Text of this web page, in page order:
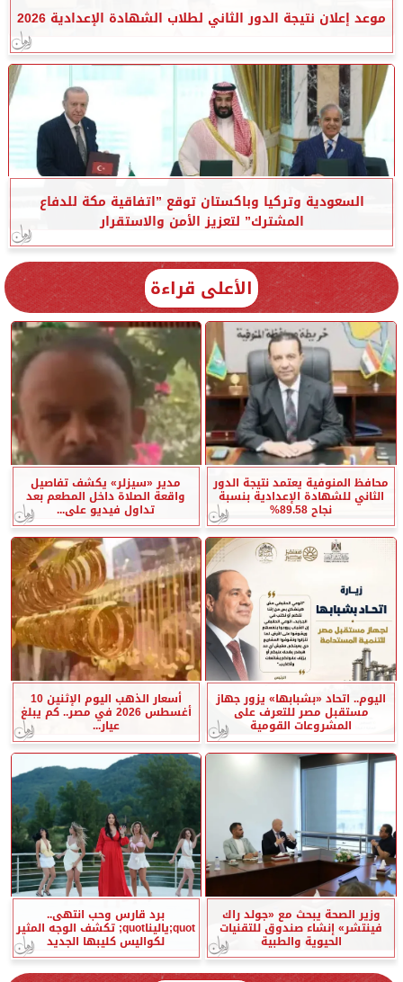
موعد إعلان نتيجة الدور الثاني لطلاب الشهادة الإعدادية 2026
السعودية وتركيا وباكستان توقع ”اتفاقية مكة للدفاع
المشترك” لتعزيز الأمن والاستقرار
الأعلى قراءة
محافظ المنوفية يعتمد نتيجة الدور
الثاني للشهادة الإعدادية بنسبة
نجاح 89.58%
مدير «سيزلر» يكشف تفاصيل
واقعة الصلاة داخل المطعم بعد
تداول فيديو على...
اليوم.. اتحاد «بشبابها» يزور جهاز
مستقبل مصر للتعرف على
المشروعات القومية
أسعار الذهب اليوم الإثنين 10
أغسطس 2026 في مصر.. كم يبلغ
عيار...
وزير الصحة يبحث مع «جولد راك
فينتشر» إنشاء صندوق للتقنيات
الحيوية والطبية
برد قارس وحب انتهى..
quot;ياليناquot; تكشف الوجه المثير
لكواليس كليبها الجديد